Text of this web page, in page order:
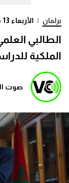
برلمان | الأربعاء 13 مايو 2026 - 15:30
الطالبي
الملكية
صوت